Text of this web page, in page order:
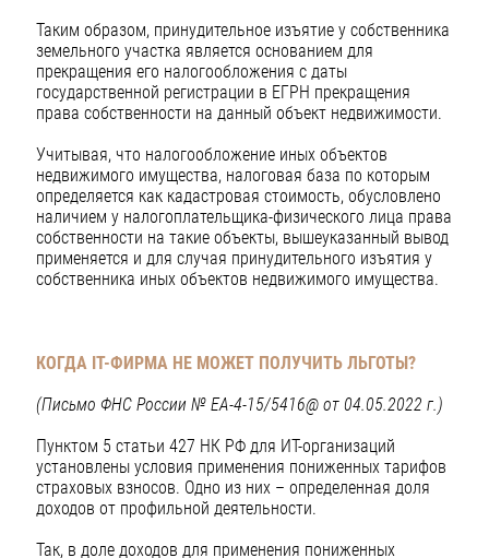
Таким образом, принудительное изъятие у собственника
земельного участка является основанием для
прекращения его налогообложения с даты
государственной регистрации в ЕГРН прекращения
права собственности на данный объект недвижимости.
Учитывая, что налогообложение иных объектов
недвижимого имущества, налоговая база по которым
определяется как кадастровая стоимость, обусловлено
наличием у налогоплательщика-физического лица права
собственности на такие объекты, вышеуказанный вывод
применяется и для случая принудительного изъятия у
собственника иных объектов недвижимого имущества.
КОГДА IT-ФИРМА НЕ МОЖЕТ ПОЛУЧИТЬ ЛЬГОТЫ?
(Письмо ФНС России № ЕА-4-15/5416@ от 04.05.2022 г.)
Пунктом 5 статьи 427 НК РФ для ИТ-организаций
установлены условия применения пониженных тарифов
страховых взносов. Одно из них – определенная доля
доходов от профильной деятельности.
Так, в доле доходов для применения пониженных